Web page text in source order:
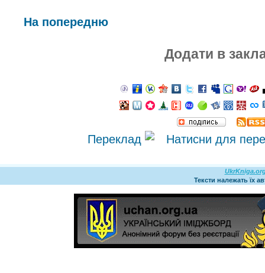
На попередню
Додати в
Переклад
Тексти належать їх